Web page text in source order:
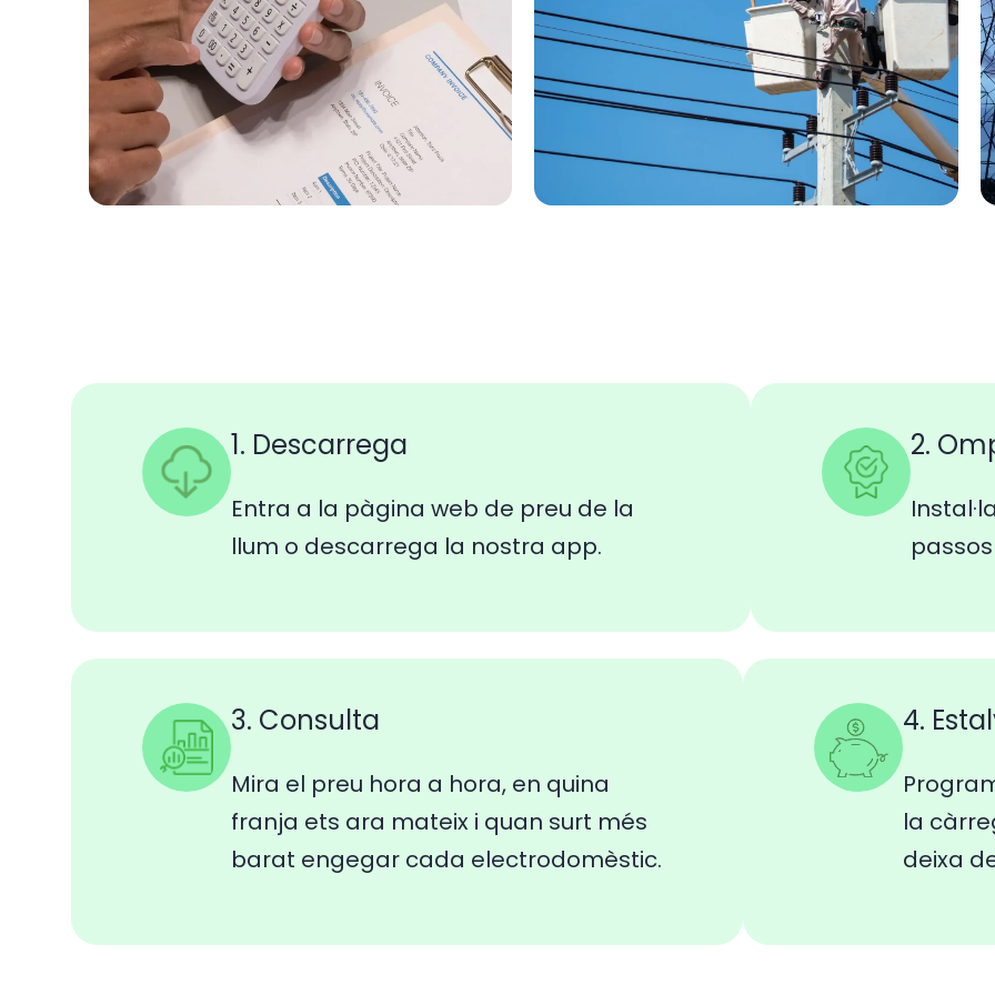
1. Descarrega
Entra a la pàgina web de preu de la
llum o descarrega la nostra app.
2.
3. Consulta
Mira el preu hora a hora, en quina
franja ets ara mateix i quan surt més
barat engegar cada electrodomèstic.
4.
la
deixa